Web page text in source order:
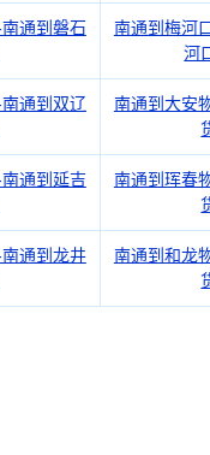
通到磐石
南通到梅河
河
通到双辽
南通到大安
通到延吉
南通到珲春
通到龙井
南通到和龙